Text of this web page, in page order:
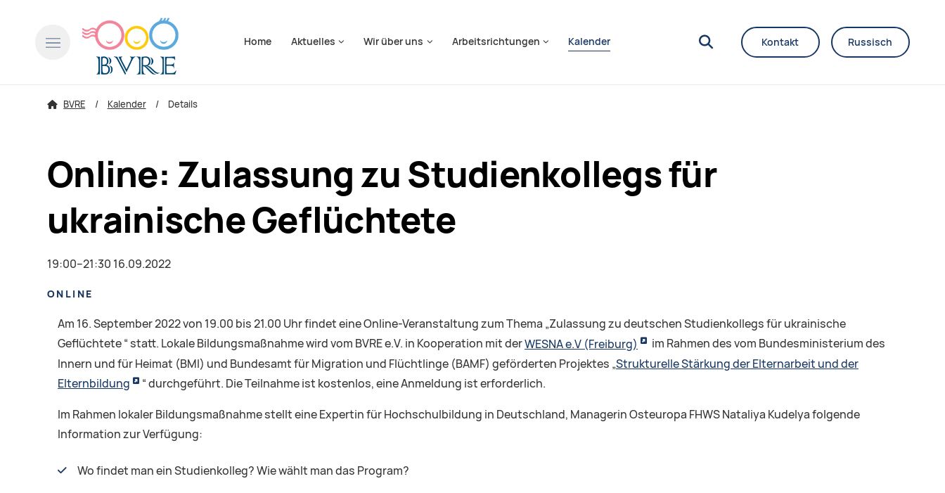
Home
Aktuelles Wir über uns Arbeitsrichtungen Kalender Kontakt Russisch
BVRE Kalender Details
Online: Zulassung zu Studienkollegs für
ukrainische Geflüchtete
19:00–21:30 16.09.2022
ONLINE
Am 16. September 2022 von 19.00 bis 21.00 Uhr findet eine Online-Veranstaltung zum Thema „Zulassung zu deutschen Studienkollegs für ukrainische
Geflüchtete “ statt. Lokale Bildungsmaßnahme wird vom BVRE e.V. in Kooperation mit derWESNA e.V (Freiburg)
im Rahmen des vom Bundesministerium des
Innern und für Heimat (BMI) und Bundesamt für Migration und Flüchtlinge (BAMF) geförderten Projektes „Strukturelle Stärkung der Elternarbeit und der
Elternbildung
“ durchgeführt. Die Teilnahme ist kostenlos, eine Anmeldung ist erforderlich.
Im Rahmen lokaler Bildungsmaßnahme stellt eine Expertin für Hochschulbildung in Deutschland, Managerin Osteuropa FHWS Nataliya Kudelya folgende
Information zur Verfügung:
Wo findet man ein Studienkolleg? Wie wählt man das Program?